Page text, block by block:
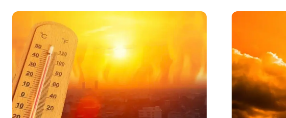
Autoroutes prévoit "une circulation
extrême
dernier,